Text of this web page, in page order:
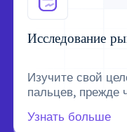
Исследование
Изучите свой
пальцев, прежде
Узнать больше